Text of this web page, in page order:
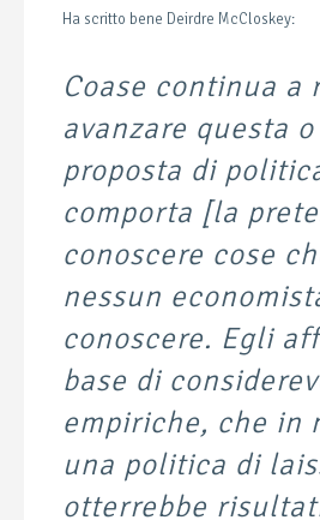
Ha scritto bene Deirdre McCloskey:
Coase continua a
avanzare questa
proposta di
comporta [la
conoscere cose
nessun
conoscere. Egli
base di
empiriche, che in
una politica di
otterrebbe